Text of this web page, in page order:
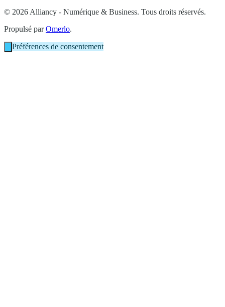
© 2026 Alliancy - Numérique & Business. Tous droits réservés.
Propulsé parOmerlo.
Préférences de consentement